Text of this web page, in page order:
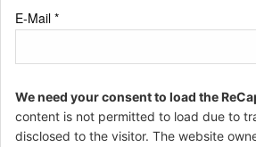
E-Mail *
We need your consent to load the
content is not permitted to load due to
disclosed to the visitor. The website